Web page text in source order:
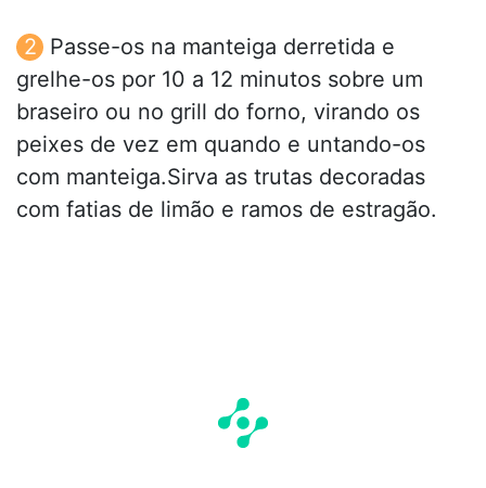
Passe-os na manteiga derretida e
grelhe-os por 10 a 12 minutos sobre um
braseiro ou no grill do forno, virando os
peixes de vez em quando e untando-os
com manteiga.Sirva as trutas decoradas
com fatias de limão e ramos de estragão.